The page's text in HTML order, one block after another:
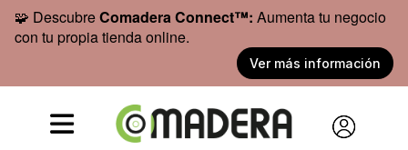
🧩 DescubreComadera Connect™: Aumenta tu negocio
con tu propia tienda online.
Ver más información